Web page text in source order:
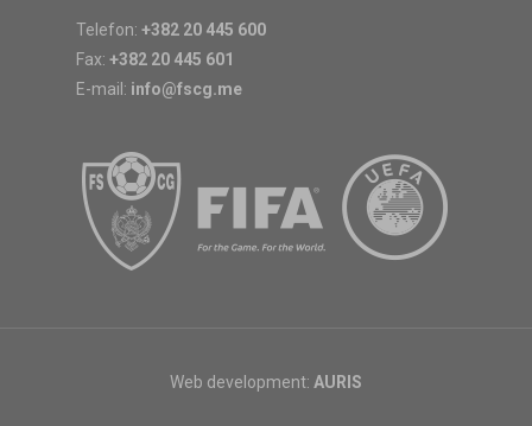
Telefon: +382 20 445 600
Fax: +382 20 445 601
E-mail: info@fscg.me
Web development: AURIS